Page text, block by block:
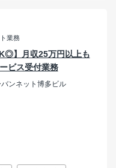
業務
】月収25万円以上も
ビス受付業務
ンネット博多ビル